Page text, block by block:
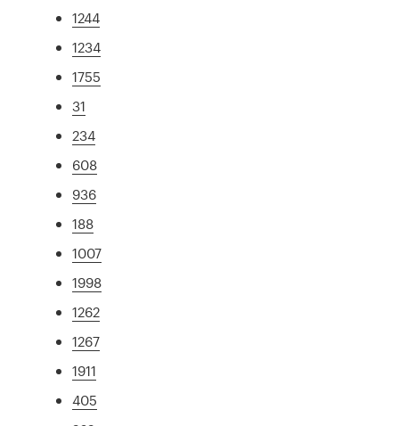
1244
1234
1755
31
234
608
936
188
1007
1998
1262
1267
1911
405